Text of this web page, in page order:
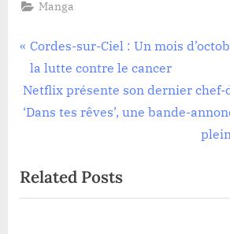
Manga
Navigation
de
l’article
P
r
e
v
u
s
Cordes-sur-Ciel : Un mois
la lutte contre le cancer
N
e
P
o
Netflix présente son dernier chef-
‘Dans tes rêves’, une bande-
Related Posts